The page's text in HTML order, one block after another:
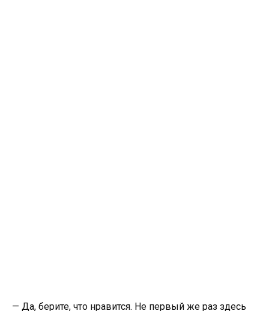
— Да, берите, что нравится. Не первый же раз здесь